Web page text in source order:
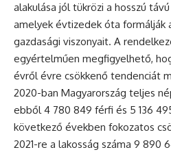
alakulása jól tükrözi a hosszú
amelyek évtizedek óta formálják
gazdasági viszonyait. A
egyértelműen megfigyelhető,
évről évre csökkenő tendenciát
2020-ban Magyarország teljes
ebből 4 780 849 férfi és 5 136
következő években fokozatos
2021-re a lakosság száma 9 890